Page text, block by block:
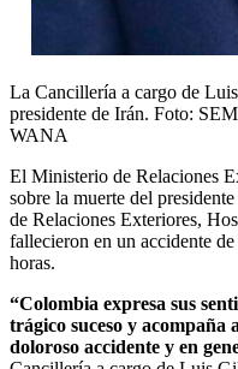
La Cancillería a cargo de
presidente de Irán. Foto:
WANA
El Ministerio de Relaciones
sobre la muerte del
de Relaciones Exteriores,
fallecieron en un accidente
horas.
“Colombia expresa sus
trágico suceso y acompaña
doloroso accidente y en